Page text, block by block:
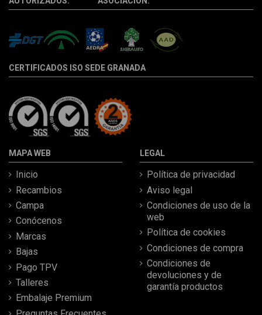
CERTIFICADOS ISO SEDE GRANADA
MAPA WEB
Inicio
Recambios
Campa
Conócenos
Marcas
Bajas
Pago TPV
Talleres
Embalaje Premium
LEGAL
Política de privacidad
Aviso legal
Condiciones de uso de la
web
Política de cookies
Condiciones de compra
Condiciones de
devoluciones y de
garantía productos